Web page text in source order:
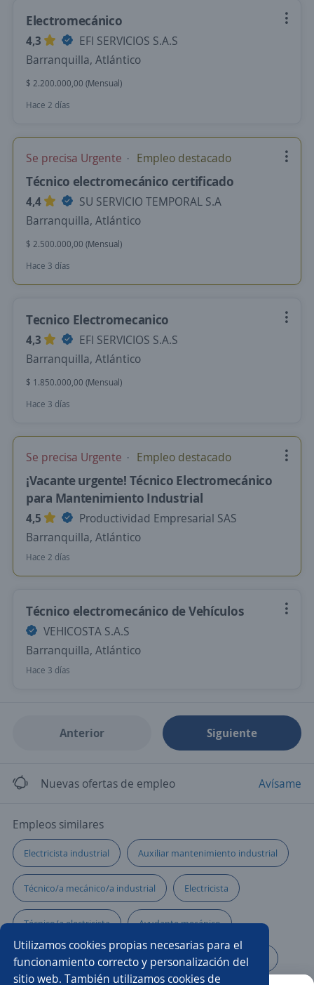
Utilizamos cookies propias necesarias para el
funcionamiento correcto y personalización del
sitio web. También utilizamos cookies de
Electromecánico
4,3
EFI SERVICIOS S.A.S
Barranquilla, Atlántico
$ 2.200.000,00 (Mensual)
Hace 2 días
Se precisa Urgente Empleo destacado
Técnico electromecánico certificado
4,4
SU SERVICIO TEMPORAL S.A
Barranquilla, Atlántico
$ 2.500.000,00 (Mensual)
Hace 3 días
Tecnico Electromecanico
4,3
EFI SERVICIOS S.A.S
Barranquilla, Atlántico
$ 1.850.000,00 (Mensual)
Hace 3 días
Se precisa Urgente Empleo destacado
¡Vacante urgente! Técnico Electromecánico
para Mantenimiento Industrial
4,5
Productividad Empresarial SAS
Barranquilla, Atlántico
Hace 2 días
Técnico electromecánico de Vehículos
VEHICOSTA S.A.S
Barranquilla, Atlántico
Hace 3 días
Anterior Siguiente
Nuevas ofertas de empleo Avísame
Empleos similares
Electricista industrial Auxiliar mantenimiento industrial
Técnico/a mecánico/a industrial Electricista
Técnico/a electricista Ayudante mecánico
Planificador/a de mantenimiento Electromecánico/a